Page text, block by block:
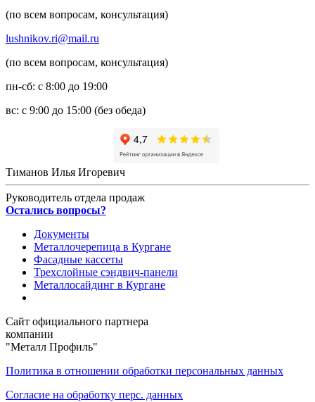
(по всем вопросам, консультация)
lushnikov.ri@mail.ru
(по всем вопросам, консультация)
пн-сб: с 8:00 до 19:00
вс: с 9:00 до 15:00 (без обеда)
Тиманов Илья Игоревич
Руководитель отдела продаж
Остались вопросы?
Документы
Металлочерепица в Кургане
Фасадные кассеты
Трехслойные сэндвич-панели
Металлосайдинг в Кургане
Сайт официального партнера
компании
"Металл Профиль"
Политика в отношении обработки персональных данных
Согласие на обработку перс. данных